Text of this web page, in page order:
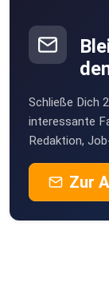
Schließe Dich
interessante
Redaktion,
Zur